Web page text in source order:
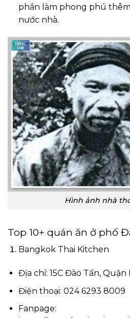
phần làm phong phú
nước nhà.
Hình ảnh nhà
Top 10+ quán ăn ở phố
Bangkok Thai Kitchen
Địa chỉ: 15C Đào Tấn, Quận
Điện thoại: 024 6293 8009
Fanpage: